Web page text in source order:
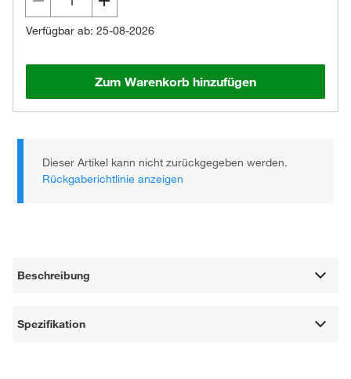
Verfügbar ab: 25-08-2026
Zum Warenkorb hinzufügen
Dieser Artikel kann nicht zurückgegeben werden.
Rückgaberichtlinie anzeigen
Beschreibung
Spezifikation